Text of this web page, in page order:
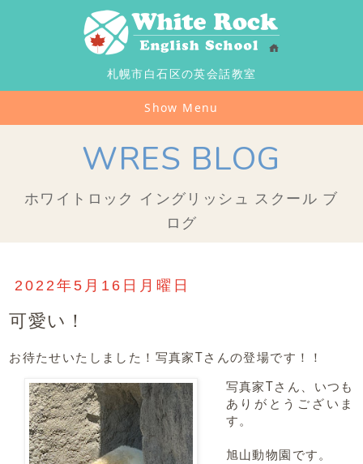
札幌市白石区の英会話教室
Show Menu
WRES BLOG
ホワイトロック イングリッシュ スクール ブ
ログ
2022年5月16日月曜日
可愛い！
お待たせいたしました！写真家Tさんの登場です！！
写真家Tさん、いつも
ありがとうございま
す。
旭山動物園です。